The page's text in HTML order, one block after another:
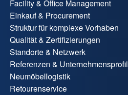
Facility & Office Management
Einkauf & Procurement
Struktur für komplexe Vorhaben
Qualität & Zertifizierungen
Standorte & Netzwerk
Referenzen & Unternehmensprofil
Neumöbellogistik
Retourenservice